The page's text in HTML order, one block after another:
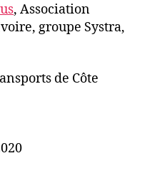
, Association
groupe Systra,
de Côte